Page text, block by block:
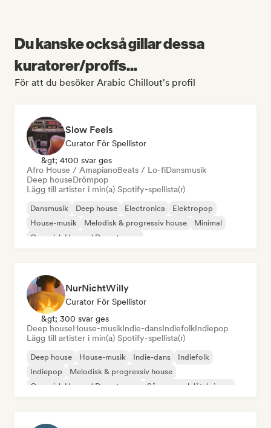
Du kanske också gillar dessa
kuratorer/proffs...
För att du besöker Arabic Chillout's profil
Slow Feels
Curator För Spellistor
&gt; 4100 svar ges
Afro House / AmapianoBeats / Lo-fiDansmusik
Deep houseDrömpop
Lägg till artister i min(a) Spotify-spellista(r)
Dansmusik Deep house Electronica
Elektropop
House-musik
Melodisk & progressiv house
Minimal
Organisk House / Downtempo
NurNichtWilly
Curator För Spellistor
&gt; 300 svar ges
Deep houseHouse-musikIndie-dansIndiefolkIndiepop
Lägg till artister i min(a) Spotify-spellista(r)
Deep house House-musik Indie-dans
Indiefolk
Indiepop
Melodisk & progressiv house
Organisk House / Downtempo
Sångare och låtskrivare